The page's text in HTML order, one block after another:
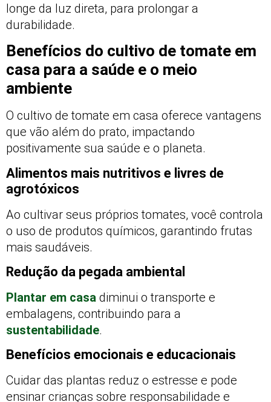
longe da luz direta, para prolongar a
durabilidade.
Benefícios do cultivo de tomate em
casa para a saúde e o meio
ambiente
O cultivo de tomate em casa oferece vantagens
que vão além do prato, impactando
positivamente sua saúde e o planeta.
Alimentos mais nutritivos e livres de
agrotóxicos
Ao cultivar seus próprios tomates, você controla
o uso de produtos químicos, garantindo frutas
mais saudáveis.
Redução da pegada ambiental
Plantar em casa diminui o transporte e
embalagens, contribuindo para a
sustentabilidade.
Benefícios emocionais e educacionais
Cuidar das plantas reduz o estresse e pode
ensinar crianças sobre responsabilidade e